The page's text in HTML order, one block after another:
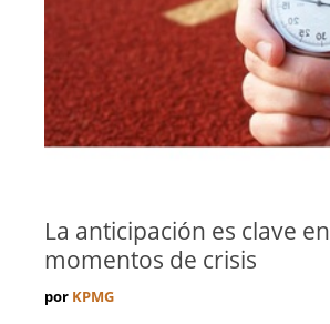
León
Lugo
Madrid
Málaga
Orense
Palencia
Fusiones y Adquisiciones
Gestión de riesgos y cumplimiento
Gestión del Conocimiento
Ingeniería, Proyectos y Obras
Internacionalización de la empresa
Licitaciones y Concursos Públicos
Optimización de costes y eficiencia
Prevención de Riesgos Laborales
Reestructuraciones Empresariales
Refinanciación de Deudas
La anticipación es clave en
momentos de crisis
por KPMG